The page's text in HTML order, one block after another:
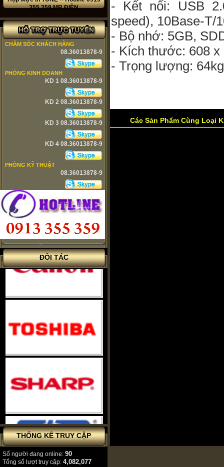
355 359 MR ĐIỀN
CHĂM SÓC KHÁCH HÀNG
08.36013878-9
PHÒNG KINH DOANH
KD 1 08.36013878-9
KD 2 08.36013878-9
KD 3 08.36013878-9
KD 4 08.36013878-9
PHÒNG KỸ THUẬT
08.36013878-9
ĐỐI TÁC
THỐNG KÊ TRUY CẬP
Số người đang online: 90
Tổng số lượt truy cập: 4,082,077
- Kết nối: USB
speed), 10Base-T/
- Bộ nhớ: 5GB,
- Kích thước: 608 x
- Trọng lượng:
Các Sản Phẩm Cùng Loại